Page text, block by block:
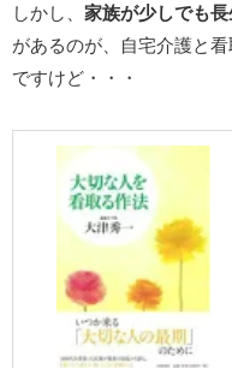
しかし、 家族が少しでも
があるのが、自宅介護と
ですけど・・・